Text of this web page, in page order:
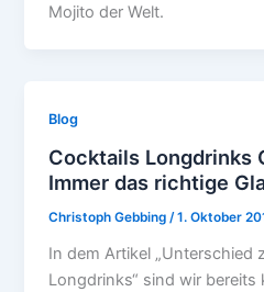
Mojito der Welt.
Blog
Cocktails Longdrinks
Immer das richtige
Christoph Gebbing/1. Oktober
In dem Artikel „Unterschied
Longdrinks“ sind wir bereits